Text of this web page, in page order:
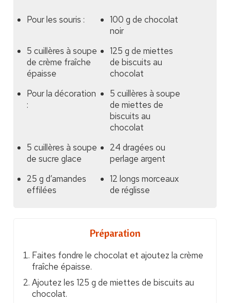
Pour les souris :
100 g de chocolat
noir
5 cuillères à soupe
de crème fraîche
épaisse
125 g de miettes
de biscuits au
chocolat
Pour la décoration
:
5 cuillères à soupe
de miettes de
biscuits au
chocolat
5 cuillères à soupe
de sucre glace
24 dragées ou
perlage argent
25 g d’amandes
effilées
12 longs morceaux
de réglisse
Préparation
Faites fondre le chocolat et ajoutez la crème
fraîche épaisse.
Ajoutez les 125 g de miettes de biscuits au
chocolat.